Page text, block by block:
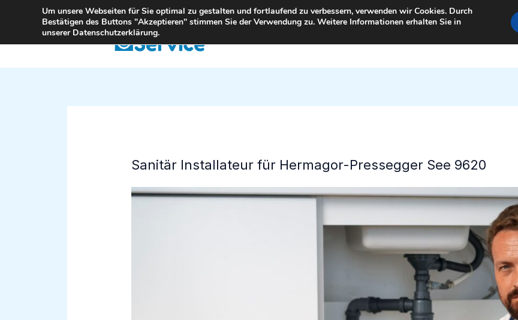
springen
StartSeite
Sanitär Installateur für Hermagor-Pressegger See 9620
Um unsere Webseiten für Sie optimal zu gestalten und fortlaufend zu verbessern, verwenden wir Cookies. Durch
Bestätigen des Buttons "Akzeptieren" stimmen Sie der Verwendung zu. Weitere Informationen erhalten Sie in
unserer Datenschutzerklärung.